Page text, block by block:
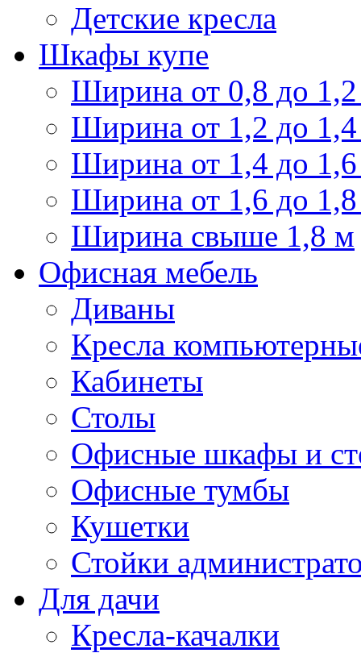
Детские кресла
Шкафы купе
Ширина от 0,8 до
Ширина от 1,2 до
Ширина от 1,4 до
Ширина от 1,6 до
Ширина свыше 1,8 м
Офисная мебель
Диваны
Кресла
Кабинеты
Столы
Офисные шкафы и
Офисные тумбы
Кушетки
Стойки
Для дачи
Кресла-качалки